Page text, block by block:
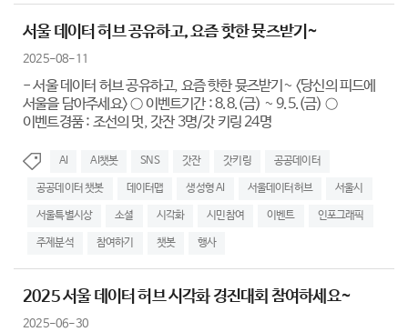
서울 데이터 허브 공유하고, 요즘 핫한 뮷즈받기~
2025-08-11
- 서울 데이터 허브 공유하고, 요즘 핫한 뮷즈받기~ <당신의 피드에
서울을 담아주세요> ○ 이벤트기간 : 8.8.(금) ~ 9.5.(금) ○
이벤트경품 : 조선의 멋, 갓잔 3명/갓 키링 24명
AI AI챗봇 SNS 갓잔 갓키링 공공데이터
공공데이터 챗봇 데이터맵 생성형 AI 서울데이터허브 서울시
서울특별시상 소셜 시각화 시민참여 이벤트 인포그래픽
주제분석 참여하기 챗봇 행사
2025 서울 데이터 허브 시각화 경진대회 참여하세요~
2025-06-30